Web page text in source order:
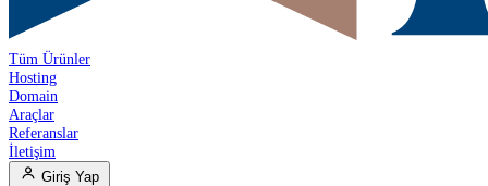
Tüm Ürünler
Hosting
Domain
Araçlar
Referanslar
İletişim
Giriş Yap